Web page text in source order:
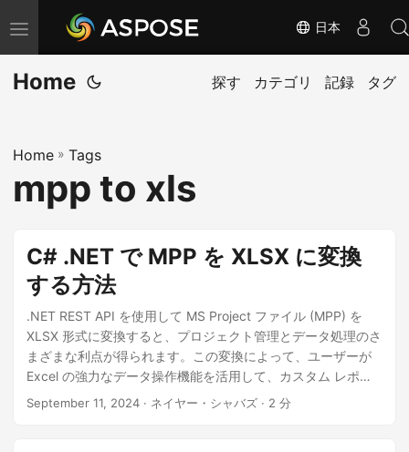
ナ
ビ
ゲ
ョ
ン
り
替
え
日本
Home 探す カテゴリ 記録 タグ
Home » Tags
mpp to xls
C# .NET で MPP を XLSX に変換
する方法
.NET REST API を使用して MS Project ファイル (MPP) を
XLSX 形式に変換すると、プロジェクト管理とデータ処理のさ
まざまな利点が得られます。この変換によって、ユーザーが
Excel の強力なデータ操作機能を活用して、カスタム レポー
トやグラフを簡単に作成し、詳細な分析を実行できるように
September 11, 2024 · ネイヤー・シャバズ · 2 分